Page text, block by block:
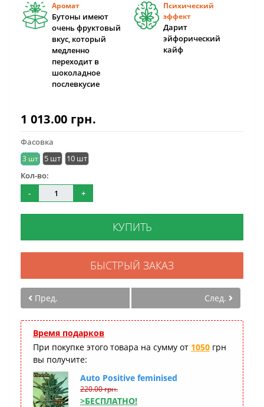
Аромат
Бутоны имеют
очень фруктовый
вкус, который
медленно
переходит в
шоколадное
послевкусие
Психический
эффект
Дарит
эйфорический
кайф
1 013.00 грн.
Фасовка
3 шт 5 шт
10 шт
Кол-во:
-
+
КУПИТЬ
БЫСТРЫЙ ЗАКАЗ
Пред. След.
Время подарков
При покупке этого товара на сумму от 1050 грн
вы получите:
Auto Positive feminised
220.00 грн.
>БЕСПЛАТНО!